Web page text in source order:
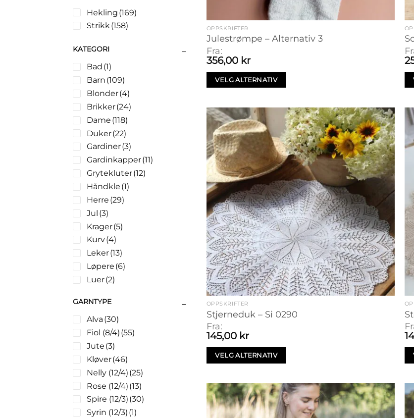
Hekling (169)
Strikk(158)
KATEGORI
Bad (1)
Barn (109)
Blonder(4)
Brikker(24)
Dame (118)
Duker(22)
Gardiner(3)
Gardinkapper(11)
Grytekluter(12)
Håndkle (1)
Herre (29)
Jul (3)
Krager(5)
Kurv(4)
Leker(13)
Løpere (6)
Luer(2)
Puter(8)
Sengetepper
Teppe(3)
Votter(22)
GARNTYPE
Alva (30)
Fiol (8/4) (55)
Jute (3)
Kløver(46)
Nelly (12/4) (25)
Rose (12/4) (13)
Spire (12/3) (30)
Syrin (12/3) (1)
OPPSKRIFTER
Julestrømpe – Alternativ 3
Fra:
356,00 kr
VELG ALTERNATIV
OPPSKRIFTER
Stjerneduk – Si 0290
Fra:
145,00 kr
VELG ALTERNATIV